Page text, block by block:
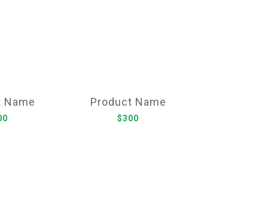
Name Product Name
$300